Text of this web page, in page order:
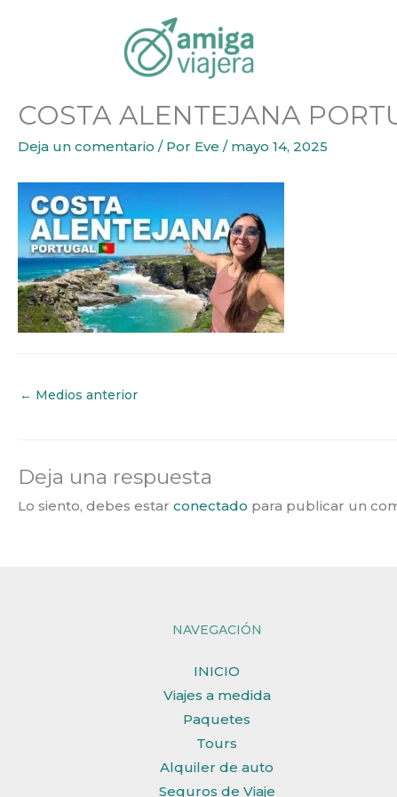
COSTA ALENTEJANA
Deja un comentario / Por Eve / mayo 14, 2025
← Medios anterior
Deja una respuesta
Lo siento, debes estar conectado para publicar un
NAVEGACIÓN
INICIO
Viajes a medida
Paquetes
Tours
Alquiler de auto
Seguros de Viaje